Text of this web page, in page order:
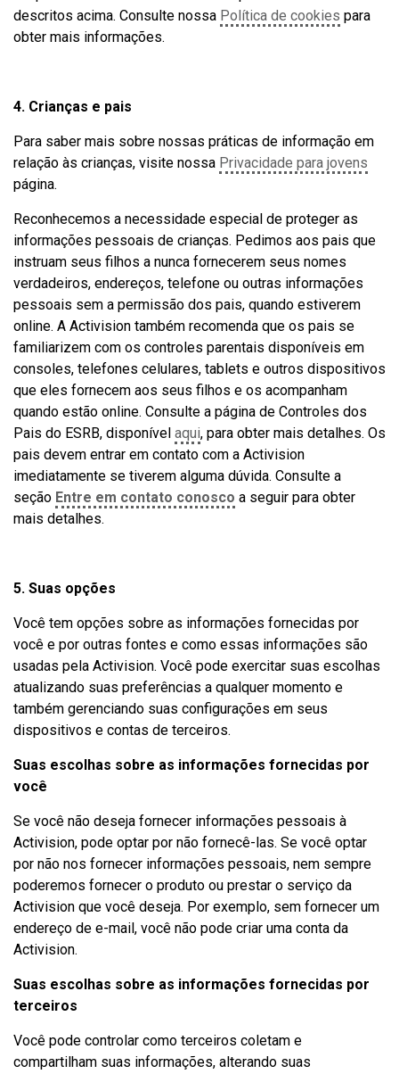
descritos acima. Consulte nossa Política de cookies para
obter mais informações.
4. Crianças e pais
Para saber mais sobre nossas práticas de informação em
relação às crianças, visite nossa Privacidade para jovens
página.
Reconhecemos a necessidade especial de proteger as
informações pessoais de crianças. Pedimos aos pais que
instruam seus filhos a nunca fornecerem seus nomes
verdadeiros, endereços, telefone ou outras informações
pessoais sem a permissão dos pais, quando estiverem
online. A Activision também recomenda que os pais se
familiarizem com os controles parentais disponíveis em
consoles, telefones celulares, tablets e outros dispositivos
que eles fornecem aos seus filhos e os acompanham
quando estão online. Consulte a página de Controles dos
Pais do ESRB, disponível aqui, para obter mais detalhes. Os
pais devem entrar em contato com a Activision
imediatamente se tiverem alguma dúvida. Consulte a
seção Entre em contato conosco a seguir para obter
mais detalhes.
5. Suas opções
Você tem opções sobre as informações fornecidas por
você e por outras fontes e como essas informações são
usadas pela Activision. Você pode exercitar suas escolhas
atualizando suas preferências a qualquer momento e
também gerenciando suas configurações em seus
dispositivos e contas de terceiros.
Suas escolhas sobre as informações fornecidas por
você
Se você não deseja fornecer informações pessoais à
Activision, pode optar por não fornecê-las. Se você optar
por não nos fornecer informações pessoais, nem sempre
poderemos fornecer o produto ou prestar o serviço da
Activision que você deseja. Por exemplo, sem fornecer um
endereço de e-mail, você não pode criar uma conta da
Activision.
Suas escolhas sobre as informações fornecidas por
terceiros
Você pode controlar como terceiros coletam e
compartilham suas informações, alterando suas